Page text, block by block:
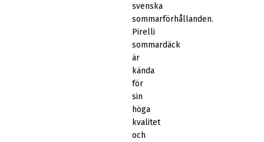
svenska
sommarförhållanden.
Pirelli
sommardäck
är
kända
för
sin
höga
kvalitet
och